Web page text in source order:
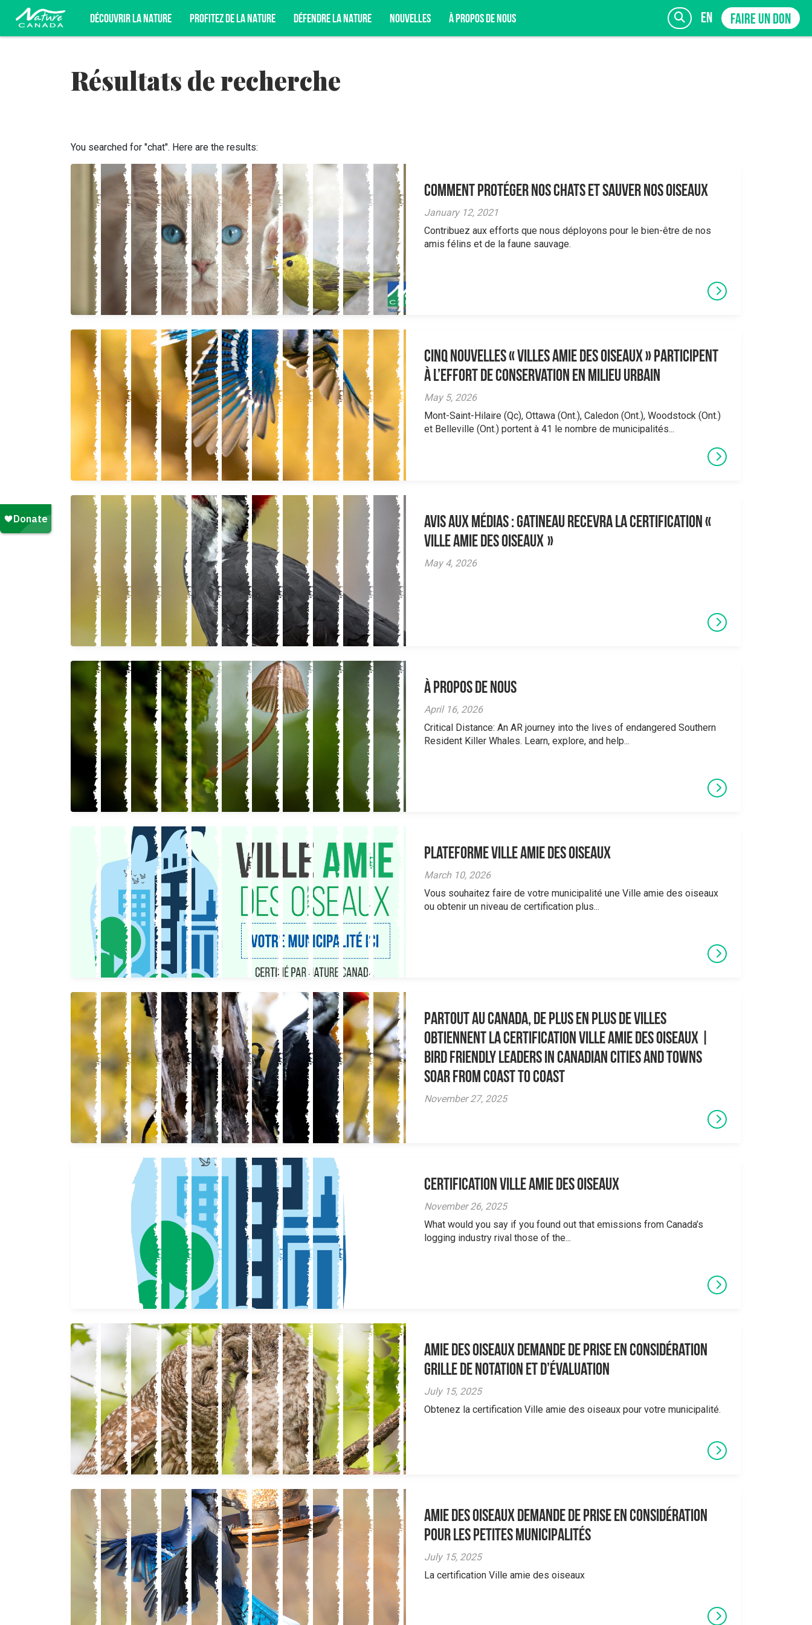
DÉCOUVRIR LA NATURE PROFITEZ DE LA NATURE DÉFENDRE LA NATURE NOUVELLES À PROPOS DE NOUS en FAIRE UN DON
Résultats de recherche
You searched for "chat". Here are the results:
Comment protéger nos chats et sauver nos oiseaux
January 12, 2021
Contribuez aux efforts que nous déployons pour le bien-être de nos
amis félins et de la faune sauvage.
Cinq nouvelles « Villes amie des oiseaux » participent
à l’effort de conservation en milieu urbain
May 5, 2026
Mont-Saint-Hilaire (Qc), Ottawa (Ont.), Caledon (Ont.), Woodstock (Ont.)
et Belleville (Ont.) portent à 41 le nombre de municipalités...
AVIS AUX MÉDIAS : Gatineau recevra la certification «
Ville amie des oiseaux »
May 4, 2026
À propos de nous
April 16, 2026
Critical Distance: An AR journey into the lives of endangered Southern
Resident Killer Whales. Learn, explore, and help...
Plateforme Ville amie des oiseaux
March 10, 2026
Vous souhaitez faire de votre municipalité une Ville amie des oiseaux
ou obtenir un niveau de certification plus...
Partout au Canada, de plus en plus de villes
obtiennent la certification Ville amie des oiseaux |
Bird Friendly Leaders in Canadian Cities and Towns
Soar From Coast to Coast
November 27, 2025
Certification Ville amie des oiseaux
November 26, 2025
What would you say if you found out that emissions from Canada’s
logging industry rival those of the...
Amie des oiseaux demande de prise en considération
grille de notation et d’évaluation
July 15, 2025
Obtenez la certification Ville amie des oiseaux pour votre municipalité.
Amie des oiseaux demande de prise en considération
pour les petites municipalités
July 15, 2025
La certification Ville amie des oiseaux